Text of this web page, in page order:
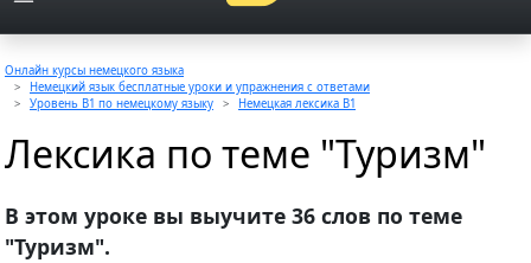
Онлайн курсы немецкого языка
Немецкий язык бесплатные уроки и упражнения с ответами
Уровень B1 по немецкому языку
Немецкая лексика B1
Лексика по теме "Туризм"
В этом уроке вы выучите 36 слов по теме
"Туризм".